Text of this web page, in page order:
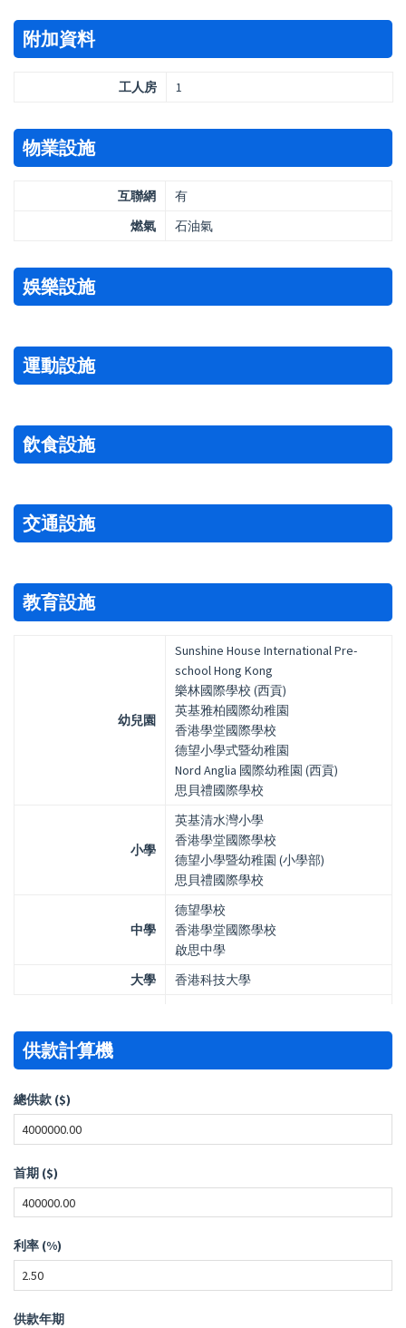
附加資料
工人房 1
物業設施
互聯網
有
燃氣
石油氣
娛樂設施
運動設施
飲食設施
交通設施
教育設施
幼兒園
Sunshine House International Pre-
school Hong Kong
樂林國際學校 (西貢)
英基雅柏國際幼稚園
香港學堂國際學校
德望小學式暨幼稚園
Nord Anglia 國際幼稚園 (西貢)
思貝禮國際學校
小學
英基清水灣小學
香港學堂國際學校
德望小學暨幼稚園 (小學部)
思貝禮國際學校
中學
德望學校
香港學堂國際學校
啟思中學
大學
香港科技大學
供款計算機
總供款 ($)
首期 ($)
利率 (%)
供款年期